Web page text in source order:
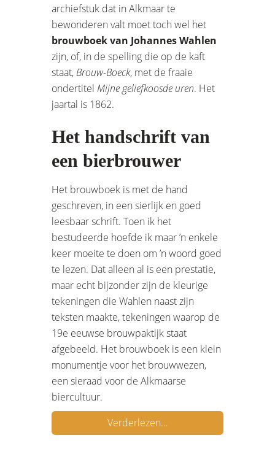
archiefstuk dat in Alkmaar te
bewonderen valt moet toch wel het
brouwboek van Johannes Wahlen
zijn, of, in de spelling die op de kaft
staat, Brouw-Boeck, met de fraaie
ondertitel Mijne geliefkoosde uren. Het
jaartal is 1862.
Het handschrift van
een bierbrouwer
Het brouwboek is met de hand
geschreven, in een sierlijk en goed
leesbaar schrift. Toen ik het
bestudeerde hoefde ik maar ’n enkele
keer moeite te doen om ’n woord goed
te lezen. Dat alleen al is een prestatie,
maar echt bijzonder zijn de kleurige
tekeningen die Wahlen naast zijn
teksten maakte, tekeningen waarop de
19e eeuwse brouwpaktijk staat
afgebeeld. Het brouwboek is een klein
monumentje voor het brouwwezen,
een sieraad voor de Alkmaarse
biercultuur.
Verderlezen…